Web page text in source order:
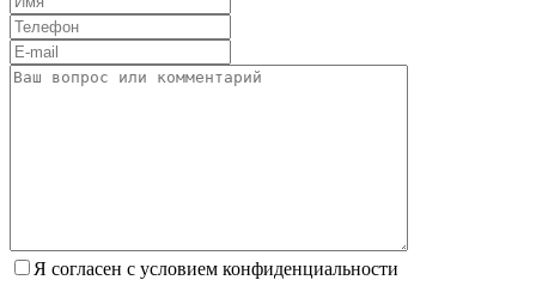
Я согласен с условием конфиденциальности